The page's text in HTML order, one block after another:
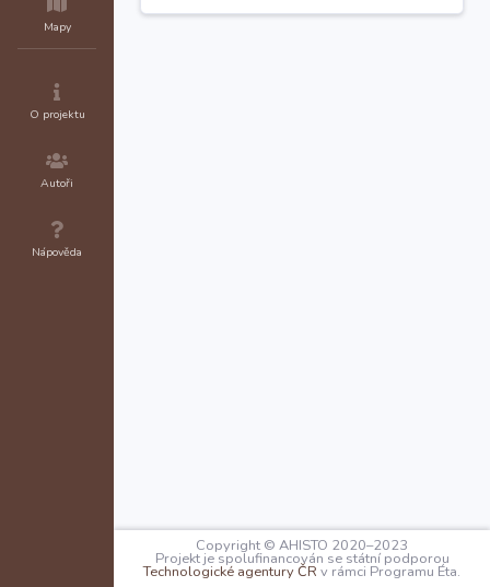
Mapy
O projektu
Autoři
Nápověda
cum venerabili patre et
Copyright © AHISTO 2020–2023
Projekt je spolufinancován se státní podporou
Technologické agentury ČR v rámci Programu Éta.